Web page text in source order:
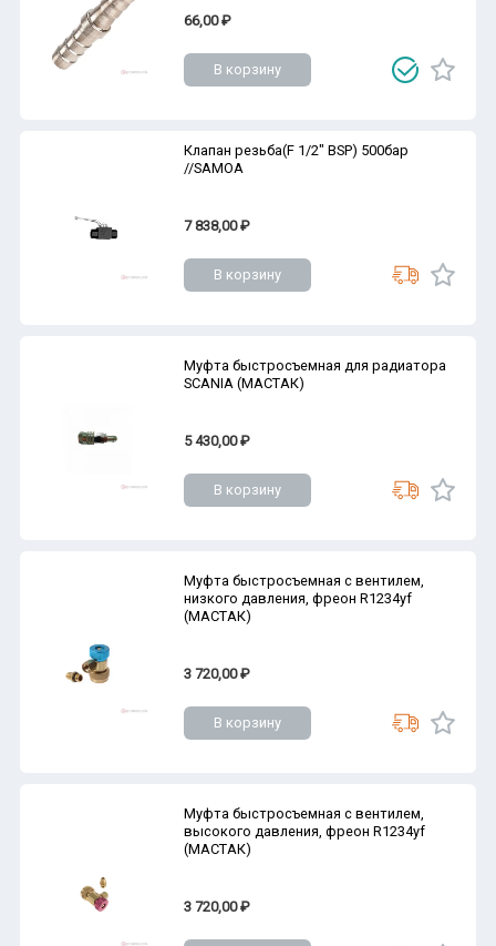
66,00 ₽
В корзину
Клапан резьба(F 1/2" BSP) 500бар
//SAMOA
7 838,00 ₽
В корзину
Муфта быстросъемная для радиатора
SCANIA (МАСТАК)
5 430,00 ₽
В корзину
Муфта быстросъемная с вентилем,
низкого давления, фреон R1234yf
(МАСТАК)
3 720,00 ₽
В корзину
Муфта быстросъемная с вентилем,
высокого давления, фреон R1234yf
(МАСТАК)
3 720,00 ₽